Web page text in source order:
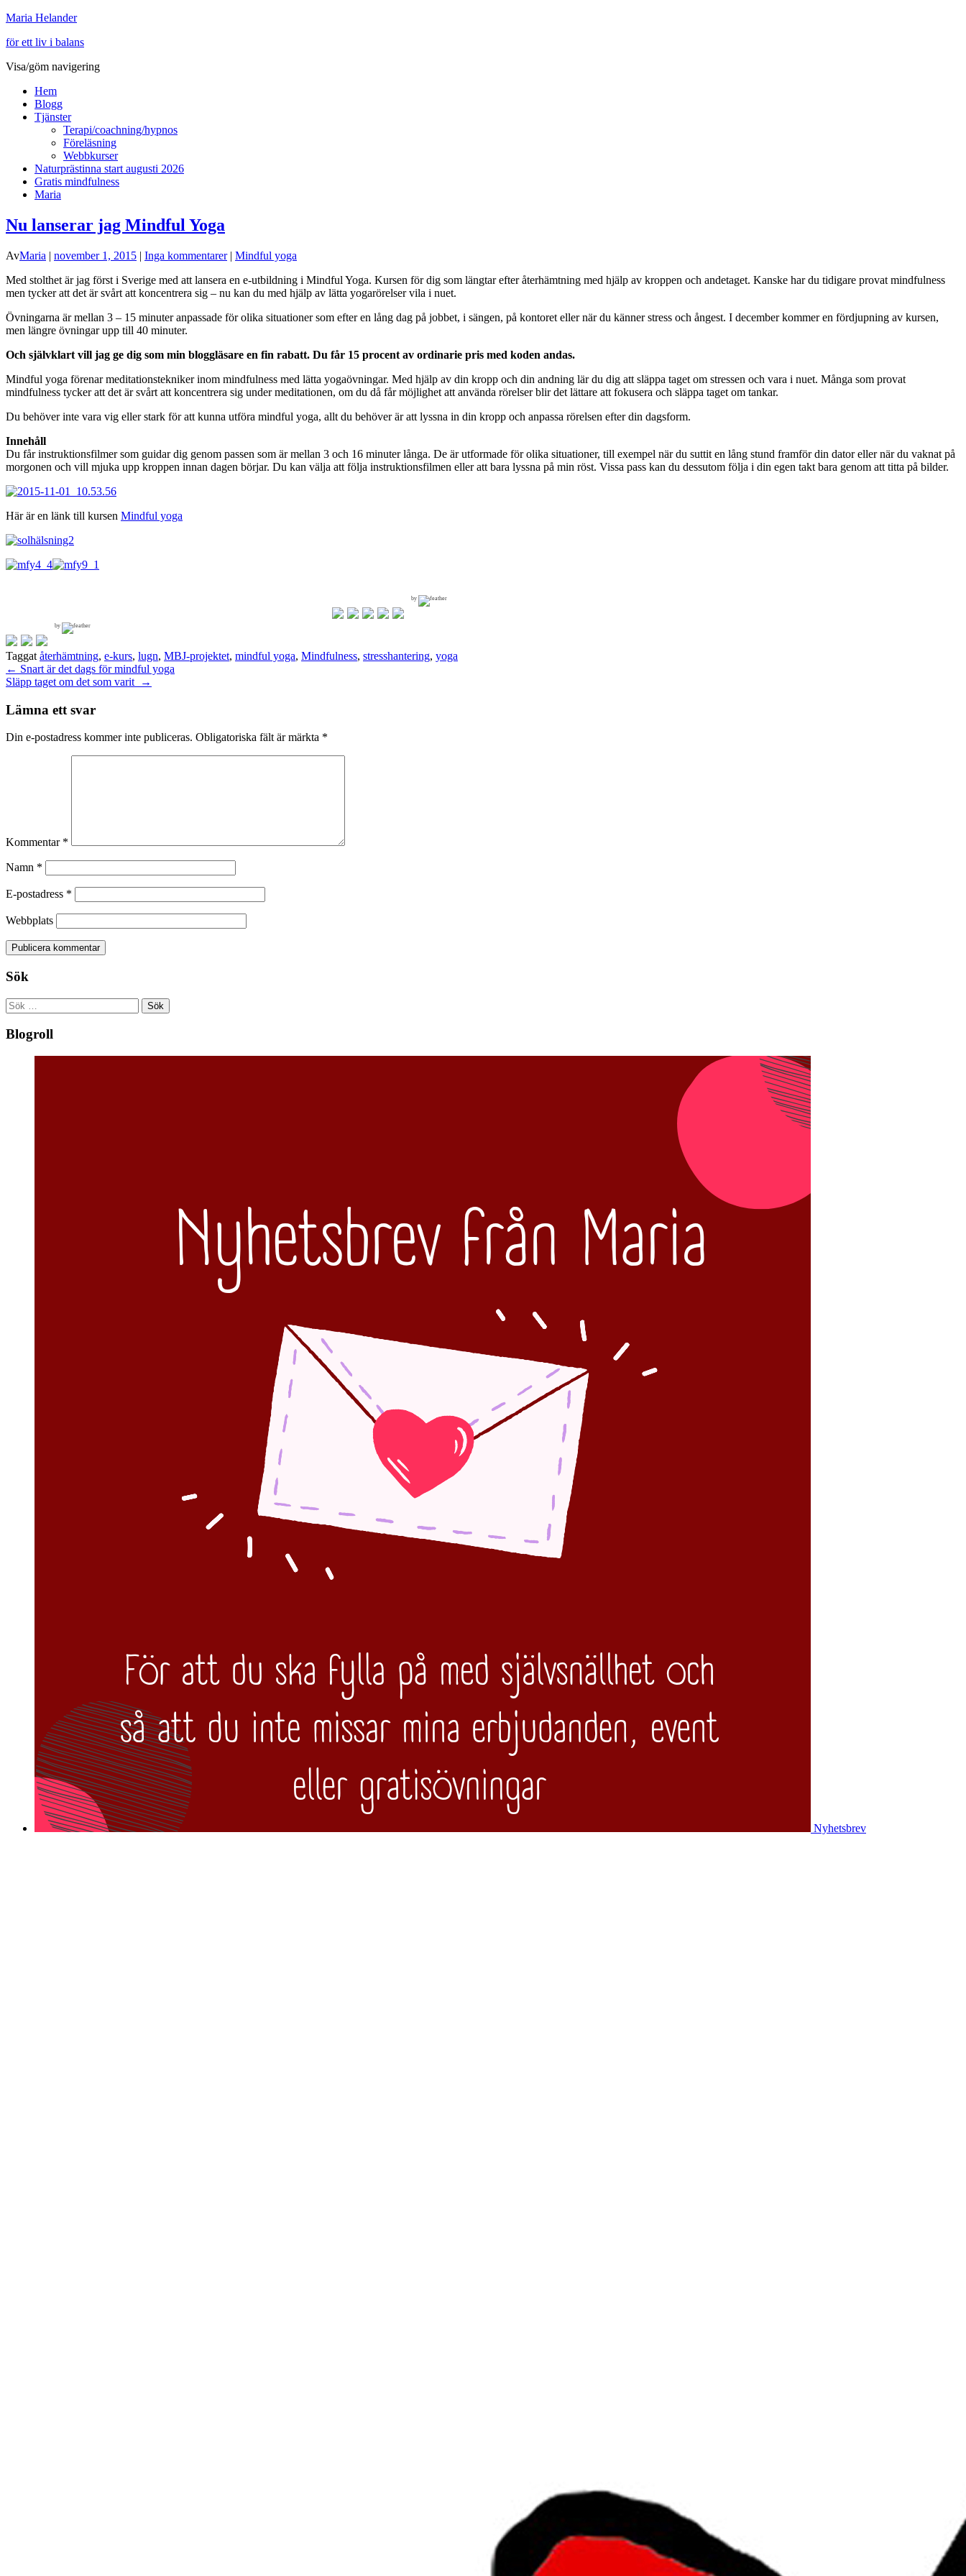
Maria Helander
för ett liv i balans
Visa/göm navigering
Hem
Blogg
Tjänster
Terapi/coachning/hypnos
Föreläsning
Webbkurser
Naturprästinna start augusti 2026
Gratis mindfulness
Maria
Nu lanserar jag Mindful Yoga
AvMaria | november 1, 2015 | Inga kommentarer| Mindful yoga
Med stolthet är jag först i Sverige med att lansera en e-utbildning i Mindful Yoga. Kursen för dig som längtar efter återhämtning med hjälp av kroppen och andetaget. Kanske har du tidigare provat mindfulness
men tycker att det är svårt att koncentrera sig – nu kan du med hjälp av lätta yogarörelser vila i nuet.
Övningarna är mellan 3 – 15 minuter anpassade för olika situationer som efter en lång dag på jobbet, i sängen, på kontoret eller när du känner stress och ångest. I december kommer en fördjupning av kursen,
men längre övningar upp till 40 minuter.
Och självklart vill jag ge dig som min bloggläsare en fin rabatt. Du får 15 procent av ordinarie pris med koden andas.
Mindful yoga förenar meditationstekniker inom mindfulness med lätta yogaövningar. Med hjälp av din kropp och din andning lär du dig att släppa taget om stressen och vara i nuet. Många som provat
mindfulness tycker att det är svårt att koncentrera sig under meditationen, om du då får möjlighet att använda rörelser blir det lättare att fokusera och släppa taget om tankar.
Du behöver inte vara vig eller stark för att kunna utföra mindful yoga, allt du behöver är att lyssna in din kropp och anpassa rörelsen efter din dagsform.
Innehåll
Du får instruktionsfilmer som guidar dig genom passen som är mellan 3 och 16 minuter långa. De är utformade för olika situationer, till exempel när du suttit en lång stund framför din dator eller när du vaknat på
morgonen och vill mjuka upp kroppen innan dagen börjar. Du kan välja att följa instruktionsfilmen eller att bara lyssna på min röst. Vissa pass kan du dessutom följa i din egen takt bara genom att titta på bilder.
Här är en länk till kursen Mindful yoga
by
by
Taggat återhämtning, e-kurs, lugn, MBJ-projektet, mindful yoga, Mindfulness, stresshantering, yoga
Inläggsnavigering
← Snart är det dags för mindful yoga
Släpp taget om det som varit
→
Lämna ett svar
Din e-postadress kommer inte publiceras. Obligatoriska fält är märkta *
Kommentar *
Namn *
E-postadress *
Webbplats
Sök
Sök
efter:
Blogroll
Nyhetsbrev